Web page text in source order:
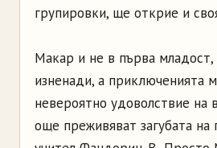
групировки, ще открие и
Макар и не в първа
изненади, а приключенията
невероятно удоволствие на
още преживяват загубата на